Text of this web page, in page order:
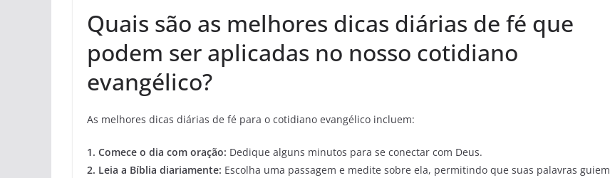
Quais são as melhores dicas diárias de fé que
podem ser aplicadas no nosso cotidiano
evangélico?
As melhores dicas diárias de fé para o cotidiano evangélico incluem:
1. Comece o dia com oração: Dedique alguns minutos para se conectar com Deus.
2. Leia a Bíblia diariamente: Escolha uma passagem e medite sobre ela, permitindo que suas palavras guiem